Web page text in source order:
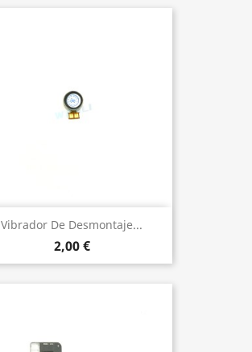
Vibrador De Desmontaje...
2,00 €